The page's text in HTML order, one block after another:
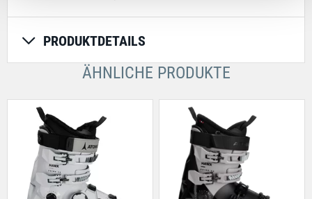
Unsere Partner führen diese Informationen
ihnen bereitgestellt hast oder die sie im Rahmen Deiner
Nutzung der Dienste gesammelt haben.
PRODUKTDETAILS
ÄHNLICHE PRODUKTE